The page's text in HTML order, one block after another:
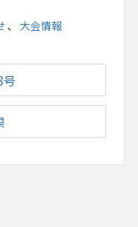
、 大会情報